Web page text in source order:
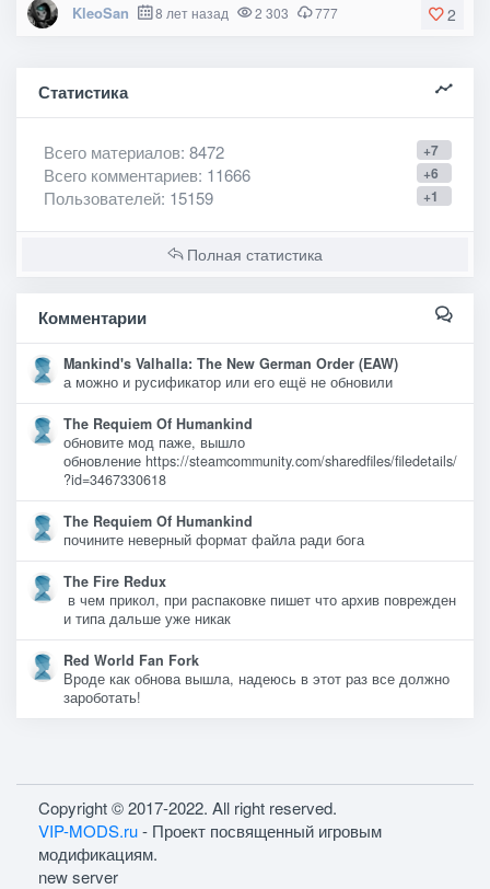
2
KleoSan 8 лет назад 2 303 777
Статистика
+7
Всего материалов: 8472
+6
Всего комментариев: 11666
+1
Пользователей: 15159
Полная статистика
Комментарии
Mankind's Valhalla: The New German Order (EAW)
а можно и русификатор или его ещё не обновили
The Requiem Of Humankind
обновите мод паже, вышло
обновление https://steamcommunity.com/sharedfiles/filedetails/
?id=3467330618
The Requiem Of Humankind
почините неверный формат файла ради бога
The Fire Redux
в чем прикол, при распаковке пишет что архив поврежден
и типа дальше уже никак
Red World Fan Fork
Вроде как обнова вышла, надеюсь в этот раз все должно
зароботать!
Copyright © 2017-2022. All right reserved.
VIP-MODS.ru- Проект посвященный игровым
модификациям.
new server